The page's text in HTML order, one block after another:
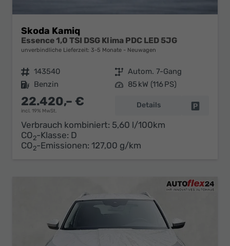
Skoda Kamiq
Essence 1,0 TSI DSG Klima PDC LED 5JG
unverbindliche Lieferzeit: 3-5 Monate Neuwagen
Fahrzeugnr. 143540 Getriebe Autom. 7-Gang
Kraftstoff Benzin Leistung 85 kW (116 PS)
22.420,– €
incl. 19% MwSt.
Details
Verbrauch kombiniert: 5,60 l/100km
CO2-Klasse: D
CO2-Emissionen: 127,00 g/km